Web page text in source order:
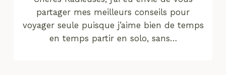
partager mes meilleurs conseils pour
voyager seule puisque j’aime bien de temps
en temps partir en solo, sans…